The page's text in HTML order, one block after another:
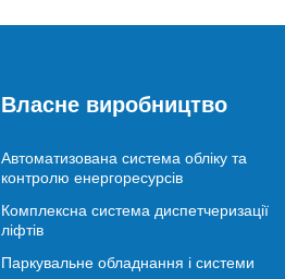
Власне виробництво
Автоматизована система обліку та
контролю енергоресурсів
Комплексна система диспетчеризації
ліфтів
Паркувальне обладнання і системи